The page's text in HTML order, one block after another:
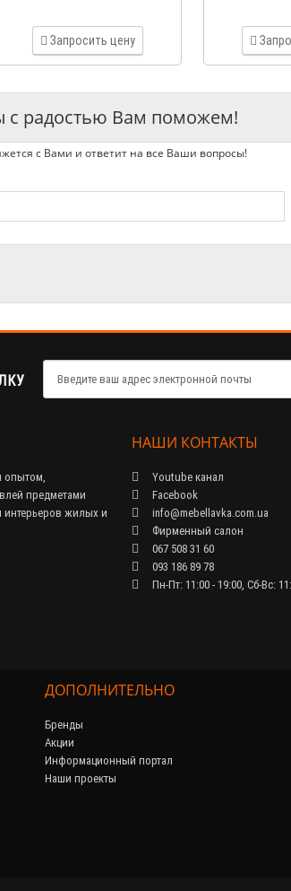
Запросить цену
с радостью Вам поможем!
с Вами и ответит на все Ваши вопросы!
опытом,
предметами
жилых и
НАШИ КОНТАКТЫ
Youtube канал
Facebook
info@mebellavka.com.ua
Фирменный салон
067 508 31 60
093 186 89 78
Пн-Пт: 11:00 - 19:00, Сб-Вс:
ДОПОЛНИТЕЛЬНО
Бренды
Акции
Информационный портал
Наши проекты